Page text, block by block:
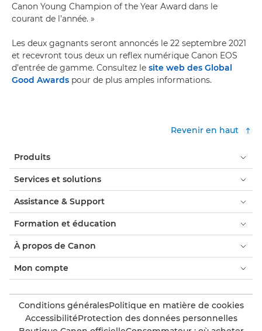
Canon Young Champion of the Year Award dans le
courant de l’année. »
Les deux gagnants seront annoncés le 22 septembre 2021
et recevront tous deux un reflex numérique Canon EOS
d’entrée de gamme. Consultez le site web des Global
Good Awards pour de plus amples informations.
Revenir en haut
Produits
Services et solutions
Assistance & Support
Formation et éducation
À propos de Canon
Mon compte
Conditions généralesPolitique en matière de cookies
AccessibilitéProtection des données personnelles